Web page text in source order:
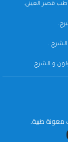
طب قصر العينى.
.
و الشرج.
معونة طبية.